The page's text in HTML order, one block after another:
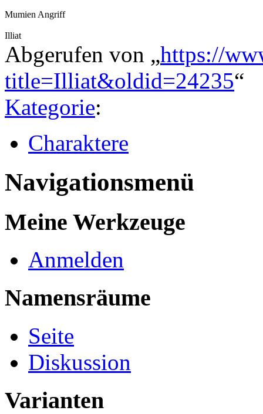
Mumien Angriff
Illiat
Abgerufen von „https://
title=Illiat&oldid=24235“
Kategorie:
Charaktere
Navigationsmenü
Meine Werkzeuge
Anmelden
Namensräume
Seite
Diskussion
Varianten